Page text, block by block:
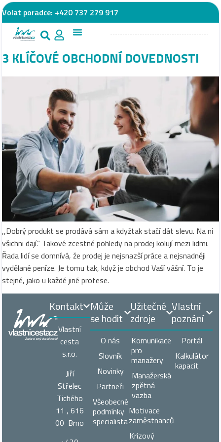
Volat poradce: +420 737 279 917
3 KLÍČOVÉ OBCHODNÍ DOVEDNOSTI
,,Dobrý produkt se prodává sám a kdyžtak stačí dát slevu. Na ni
všichni dají.” Takové zcestné pohledy na prodej kolují mezi lidmi.
Řada lidí se domnívá, že prodej je nejsnazší práce a nejsnadněji
vydělané peníze. Je tomu tak, když je obchod Vaší vášní. To je
stejné, jako u každé jiné profese.
Může
se hodit
O nás
Slovník
Novinky
Partneři
Všeobecné
podmínky
specialista
Užitečné
zdroje
Komunikace
pro
manažery
Manažerská
zpětná
vazba
Motivace
zaměstnanců
Krizový
Vlastní
poznání
Portál
Kalkulátor
kapacit
Kontakt
Vlastní
cesta
s.r.o.
Jiří
Střelec
Tichého
11 , 616
00 Brno